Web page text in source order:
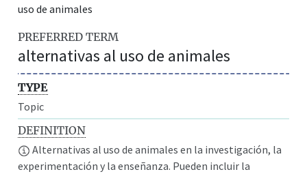
uso de animales
PREFERRED TERM
alternativas al uso de animales
TYPE
Topic
DEFINITION
Alternativas al uso de animales en la investigación, la
experimentación y la enseñanza. Pueden incluir la